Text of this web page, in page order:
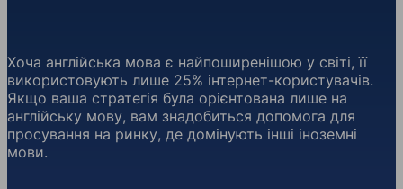
Хоча англійська мова є найпоширенішою у світі, її
використовують лише 25% інтернет-користувачів.
Якщо ваша стратегія була орієнтована лише на
англійську мову, вам знадобиться допомога для
просування на ринку, де домінують інші іноземні
мови.